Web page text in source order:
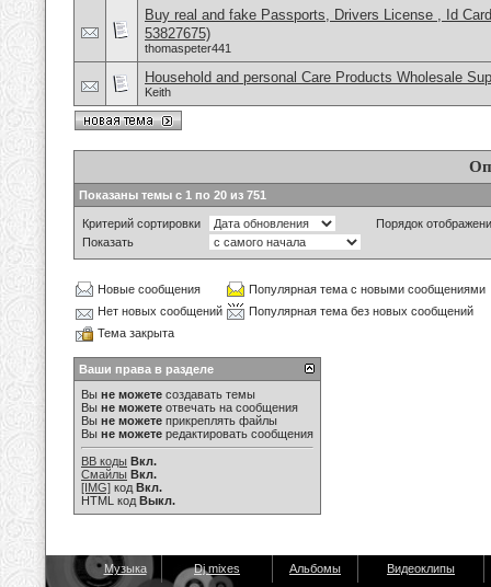
Buy real and fake Passports, Drivers License , Id
53827675)
thomaspeter441
Household and personal Care Products Wholesale
Keith
Показаны темы с 1 по 20 из 751
Критерий сортировки
Порядок
Показать
Новые сообщения
Популярная тема с новыми сообщениями
Нет новых сообщений
Популярная тема без новых сообщений
Тема закрыта
Ваши права в разделе
Вы не можете создавать темы
Вы не можете отвечать на сообщения
Вы не можете прикреплять файлы
Вы не можете редактировать сообщения
BB коды Вкл.
Смайлы Вкл.
[IMG] код Вкл.
HTML код Выкл.
Музыка Dj mixes Альбомы Видеоклипы